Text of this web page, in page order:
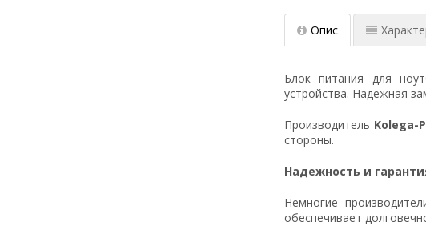
Опис
Блок питания для
устройства. Надежная
Производитель Kolega-
стороны.
Надежность и
Немногие
обеспечивает